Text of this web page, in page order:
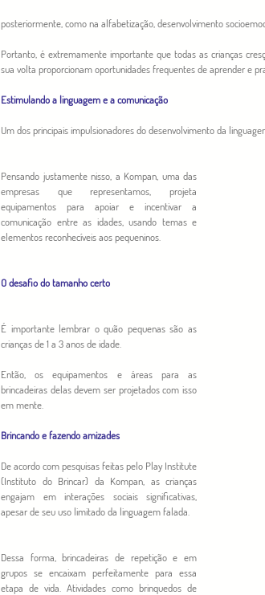
posteriormente, como na alfabetização, desenvolvimento
Portanto, é extremamente importante que todas as crianças
sua volta proporcionam oportunidades frequentes de aprender e
Estimulando a linguagem e a comunicação
Um dos principais impulsionadores do desenvolvimento da
Pensando justamente nisso, a Kompan, uma das
empresas que representamos, projeta
equipamentos para apoiar e incentivar a
comunicação entre as idades, usando temas e
elementos reconhecíveis aos pequeninos.
O desafio do tamanho certo
É importante lembrar o quão pequenas são as
crianças de 1 a 3 anos de idade.
Então, os equipamentos e áreas para as
brincadeiras delas devem ser projetados com isso
em mente.
Brincando e fazendo amizades
De acordo com pesquisas feitas pelo Play Institute
(Instituto do Brincar) da Kompan, as crianças
engajam em interações sociais significativas,
apesar de seu uso limitado da linguagem falada.
Dessa forma, brincadeiras de repetição e em
grupos se encaixam perfeitamente para essa
etapa de vida. Atividades como brinquedos de